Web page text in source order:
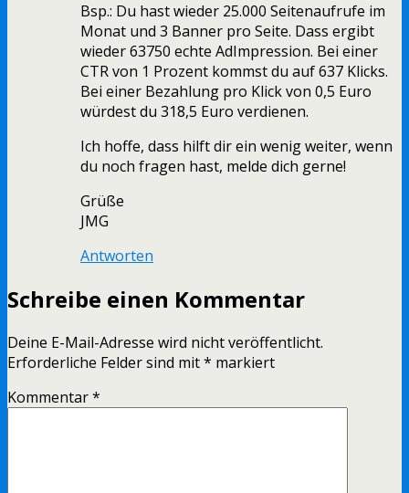
Bsp.: Du hast wieder 25.000 Seitenaufrufe im
Monat und 3 Banner pro Seite. Dass ergibt
wieder 63750 echte AdImpression. Bei einer
CTR von 1 Prozent kommst du auf 637 Klicks.
Bei einer Bezahlung pro Klick von 0,5 Euro
würdest du 318,5 Euro verdienen.
Ich hoffe, dass hilft dir ein wenig weiter, wenn
du noch fragen hast, melde dich gerne!
Grüße
JMG
Antworten
Schreibe einen Kommentar
Deine E-Mail-Adresse wird nicht veröffentlicht.
Erforderliche Felder sind mit* markiert
Kommentar*